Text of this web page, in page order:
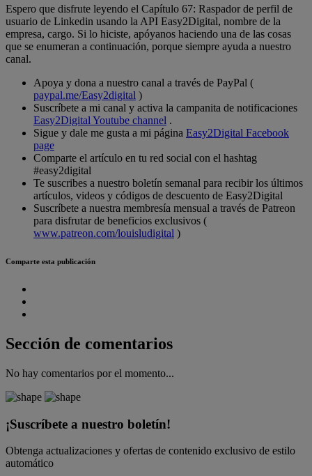
Espero que disfrute leyendo el Capítulo 67: Raspador de perfil de
usuario de Linkedin usando la API Easy2Digital, nombre de la
empresa, cargo. Si lo hiciste, apóyanos haciendo una de las cosas
que se enumeran a continuación, porque siempre ayuda a nuestro
canal.
Apoya y dona a nuestro canal a través de PayPal (
paypal.me/Easy2digital )
Suscríbete a mi canal y activa la campanita de notificaciones
Easy2Digital Youtube channel .
Sigue y dale me gusta a mi página Easy2Digital Facebook
page
Comparte el artículo en tu red social con el hashtag
#easy2digital
Te suscribes a nuestro boletín semanal para recibir los últimos
artículos, videos y códigos de descuento de Easy2Digital
Suscríbete a nuestra membresía mensual a través de Patreon
para disfrutar de beneficios exclusivos (
www.patreon.com/louisludigital )
Comparte esta publicación
Sección de comentarios
No hay comentarios por el momento...
¡Suscríbete a nuestro boletín!
Obtenga actualizaciones y ofertas de contenido exclusivo de estilo
automático